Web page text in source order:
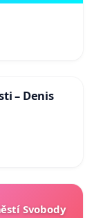
– Denis
Svobody